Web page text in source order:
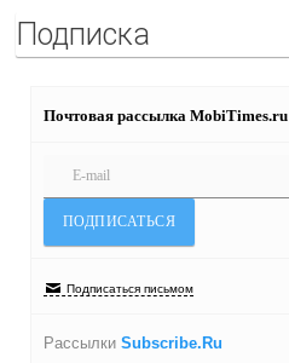
Подписка
Почтовая рассылка MobiTimes.ru
Подписаться письмом
Рассылки Subscribe.Ru